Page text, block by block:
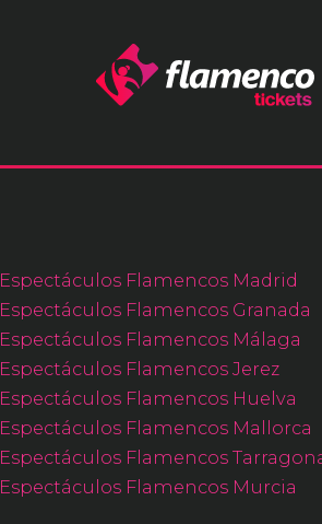
Espectáculos Flamencos Madrid
Espectáculos Flamencos Granada
Espectáculos Flamencos Málaga
Espectáculos Flamencos Jerez
Espectáculos Flamencos Huelva
Espectáculos Flamencos Mallorca
Espectáculos Flamencos
Espectáculos Flamencos Murcia